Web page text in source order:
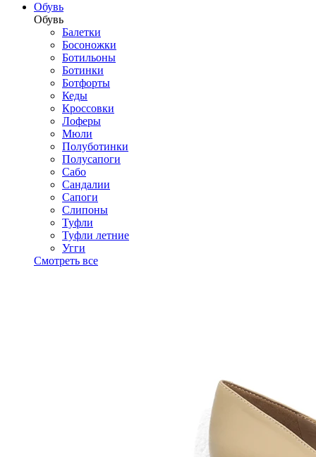
Обувь
Обувь
Балетки
Босоножки
Ботильоны
Ботинки
Ботфорты
Кеды
Кроссовки
Лоферы
Мюли
Полуботинки
Полусапоги
Сабо
Сандалии
Сапоги
Слипоны
Туфли
Туфли летние
Угги
Смотреть все